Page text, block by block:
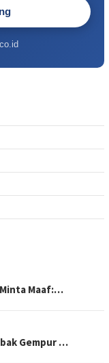
Minta Maaf:…
Gempur …